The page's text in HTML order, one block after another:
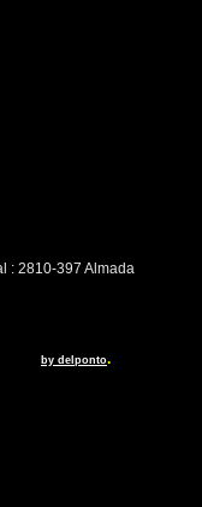
: 2810-397 Almada
by delponto.